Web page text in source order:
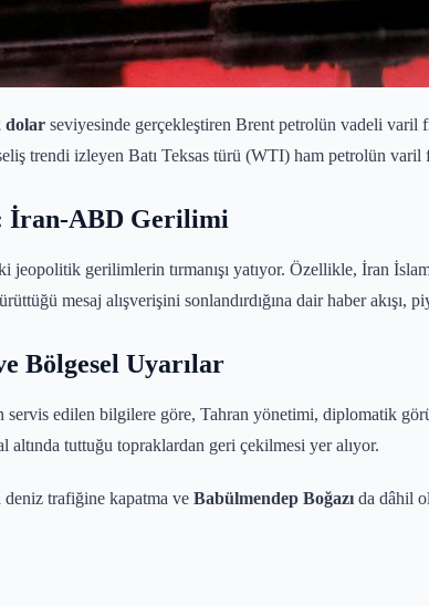
dolar seviyesinde gerçekleştiren Brent petrolün vadeli varil
trendi izleyen Batı Teksas türü (WTI) ham petrolün varil
İran-ABD Gerilimi
jeopolitik gerilimlerin tırmanışı yatıyor. Özellikle, İran
mesaj alışverişini sonlandırdığına dair haber akışı,
Bölgesel Uyarılar
servis edilen bilgilere göre, Tahran yönetimi, diplomatik
altında tuttuğu topraklardan geri çekilmesi yer alıyor.
deniz trafiğine kapatma ve Babülmendep Boğazı da dâhil